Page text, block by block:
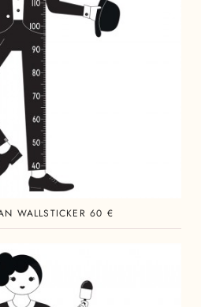
WALLSTICKER 60 €